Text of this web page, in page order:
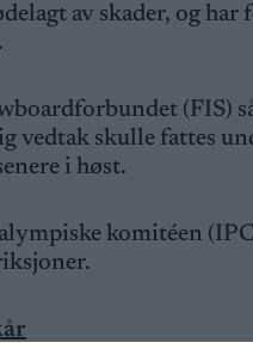
av skader, og har
(FIS)
vedtak skulle fattes
i høst.
komitéen